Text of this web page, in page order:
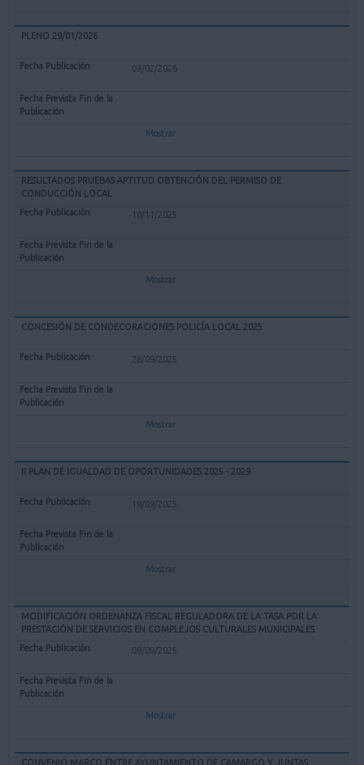
PLENO 29/01/2026
03/02/2026
Mostrar
RESULTADOS PRUEBAS APTITUD OBTENCIÓN DEL PERMISO DE
CONDUCCIÓN LOCAL
10/11/2025
Mostrar
CONCESIÓN DE CONDECORACIONES POLICÍA LOCAL 2025
26/09/2025
Mostrar
II PLAN DE IGUALDAD DE OPORTUNIDADES 2025 - 2029
18/09/2025
Mostrar
MODIFICACIÓN ORDENANZA FISCAL REGULADORA DE LA TASA POR LA
PRESTACIÓN DE SERVICIOS EN COMPLEJOS CULTURALES MUNICIPALES
08/09/2025
Mostrar
CONVENIO MARCO ENTRE AYUNTAMIENTO DE CAMARGO Y JUNTAS